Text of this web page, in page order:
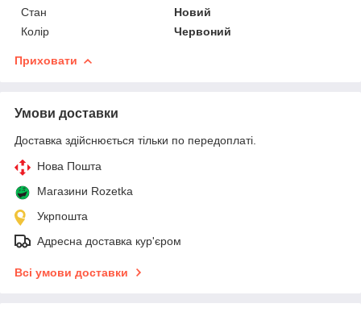
Стан
Новий
Колір
Червоний
Приховати
Умови доставки
Доставка здійснюється тільки по передоплаті.
Нова Пошта
Магазини Rozetka
Укрпошта
Адресна доставка кур'єром
Всі умови доставки